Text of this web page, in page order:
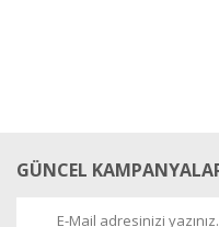
GÜNCEL